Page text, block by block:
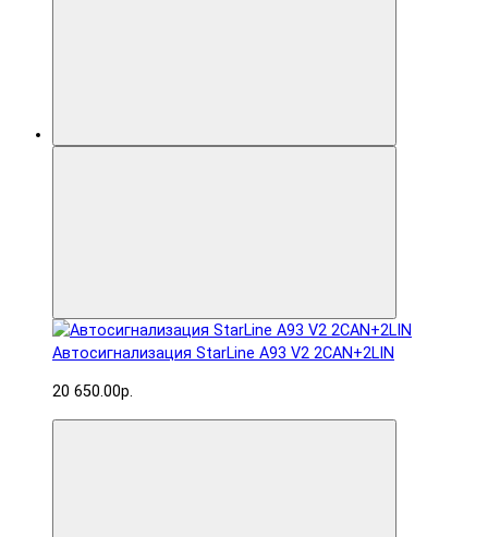
Автосигнализация StarLine A93 V2 2CAN+2LIN
20 650.00р.